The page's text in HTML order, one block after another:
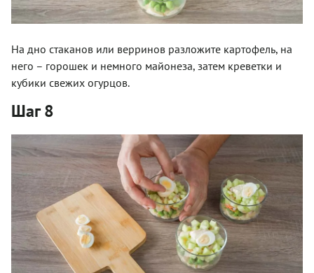
На дно стаканов или верринов разложите картофель, на
него – горошек и немного майонеза, затем креветки и
кубики свежих огурцов.
Шаг 8